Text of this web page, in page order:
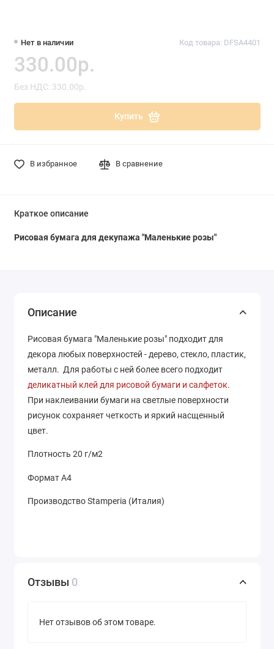
Нет в наличии Код товара: DFSA4401
330.00р.
Без НДС: 330.00р.
Купить
В избранное В сравнение
Краткое описание
Рисовая бумага для декупажа "Маленькие розы"
Описание
Рисовая бумага "Маленькие розы" подходит для
декора любых поверхностей - дерево, стекло, пластик,
металл. Для работы с ней более всего подходит
деликатный клей для рисовой бумаги и салфеток.
При наклеивании бумаги на светлые поверхности
рисунок сохраняет четкость и яркий насщенный
цвет.
Плотность 20 г/м2
Формат А4
Производство Stamperia (Италия)
Отзывы 0
Нет отзывов об этом товаре.